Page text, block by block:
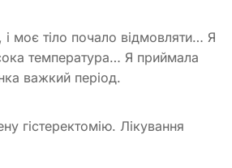
моє тіло почало відмовляти… Я
температура… Я приймала
важкий період.
гістеректомію. Лікування